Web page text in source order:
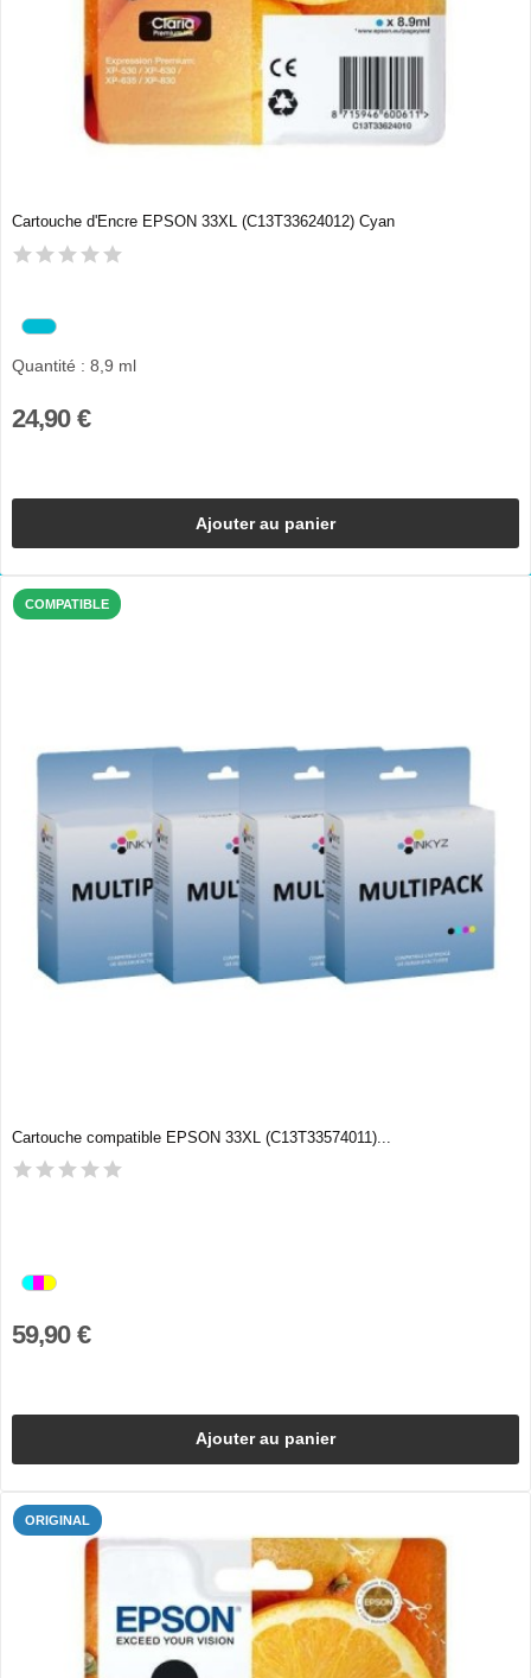
Cartouche d'Encre EPSON 33XL (C13T33624012) Cyan
Quantité : 8,9 ml
24,90 €
Ajouter au panier
COMPATIBLE
Cartouche compatible EPSON 33XL (C13T33574011)...
59,90 €
Ajouter au panier
ORIGINAL